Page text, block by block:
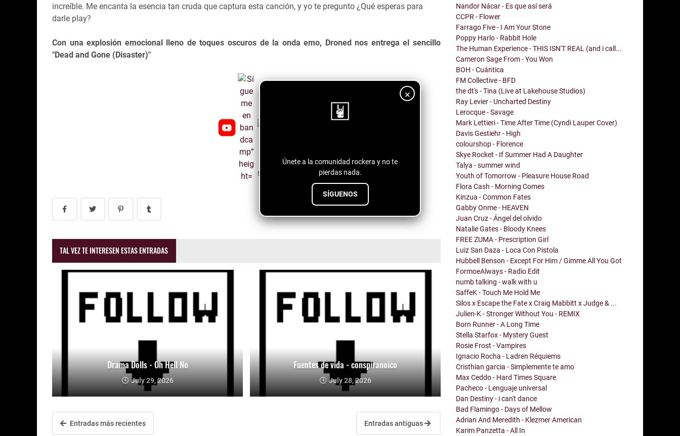
×
Únete a la comunidad rockera y no te
pierdas nada.
SÍGUENOS
increíble. Me encanta la esencia tan cruda que captura esta canción, y yo te pregunto ¿Qué esperas para
darle play?
Con una explosión emocional lleno de toques oscuros de la onda emo, Droned nos entrega el sencillo
"Dead and Gone (Disaster)"
TAL VEZ TE INTERESEN ESTAS ENTRADAS
Drama Dolls - Oh Hell No
July 29, 2026
Fuentes de vida - conspiranoico
July 28, 2026
Entradas más recientes Entradas antiguas
Nandor Nácar - Es que así será
CCPR - Flower
Farrago Five - I Am Your Stone
Poppy Harlo - Rabbit Hole
The Human Experience - THIS ISN'T REAL (and i call...
Cameron Sage From - You Won
BOH - Cuántica
FM Collective - BFD
the dt's - Tina (Live at Lakehouse Studios)
Ray Levier - Uncharted Destiny
Lerocque - Savage
Mark Lettieri - Time After Time (Cyndi Lauper Cover)
Davis Gestiehr - High
colourshop - Florence
Skye Rocket - If Summer Had A Daughter
Talya - summer wind
Youth of Tomorrow - Pleasure House Road
Flora Cash - Morning Comes
Kinzua - Common Fates
Gabby Onme - HEAVEN
Juan Cruz - Ángel del olvido
Natalie Gates - Bloody Knees
FREE ZUMA - Prescription Girl
Luiz San Daza - Loca Con Pistola
Hubbell Benson - Except For Him / Gimme All You Got
FormoeAlways - Radio Edit
numb talking - walk with u
SaffeK - Touch Me Hold Me
Silos x Escape the Fate x Craig Mabbitt x Judge & ...
Julien-K - Stronger Without You - REMIX
Born Runner - A Long Time
Stella Starfox - Mystery Guest
Rosie Frost - Vampires
Ignacio Rocha - Ladren Réquiems
Cristhian garcia - Simplemente te amo
Max Ceddo - Hard Times Square
Pacheco - Lenguaje universal
Dan Destiny - i can't dance
Bad Flamingo - Days of Mellow
Adrian And Meredith - Klezmer American
Karim Panzetta - All In